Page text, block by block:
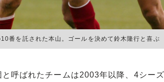
番を託された本山。ゴールを決めて鈴木隆行と喜
呼ばれたチームは2003年以降、4シー